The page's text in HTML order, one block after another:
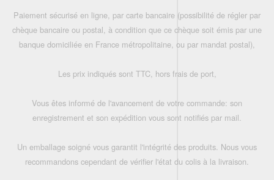
Paiement sécurisé en ligne, par carte bancaire (possibilité de régler par
chèque bancaire ou postal, à condition que ce chèque soit émis par une
banque domiciliée en France métropolitaine, ou par mandat postal),
Les prix indiqués sont TTC, hors frais de port,
Vous êtes informé de l'avancement de votre commande: son
enregistrement et son expédition vous sont notifiés par mail.
Un emballage soigné vous garantit l'intégrité des produits. Nous vous
recommandons cependant de vérifier l'état du colis à la livraison.